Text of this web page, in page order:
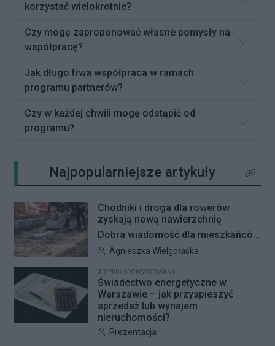
korzystać wielokrotnie?
Czy mogę zaproponować własne pomysły na
współpracę?
Jak długo trwa współpraca w ramach
programu partnerów?
Czy w każdej chwili mogę odstąpić od
programu?
Najpopularniejsze artykuły Kliknij
Chodniki i droga dla rowerów
zyskają nową nawierzchnię
Dobra wiadomość dla mieszkańców
Woli i Żoliborza. Zarząd Dróg
remonty infrastruktury dla pieszych
i rowerzystów. Oferty w
przetargach zostały już otwarte, a
jeśli wszystko przebiegnie zgodnie
z planem, nowe nawierzchnie
Autor artykułu:
Agnieszka Wielgołaska
ARTYKUŁ SPONSOROWANY
Świadectwo energetyczne w
Warszawie – jak przyspieszyć
sprzedaż lub wynajem
nieruchomości?
Autor artykułu:
Prezentacja